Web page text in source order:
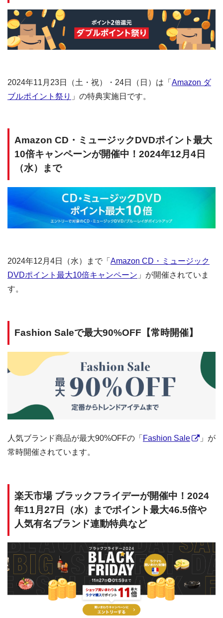
2024年11月23日（土・祝）・24日（日）は「 Amazon ダ
ブルポイント祭り 」の特典実施日です。
Amazon CD・ミュージックDVDポイント最大
10倍キャンペーンが開催中！2024年12月4日
（水）まで
2024年12月4日（水）まで「 Amazon CD・ミュージック
DVDポイント最大10倍キャンペーン 」が開催されていま
す。
Fashion Saleで最大90%OFF【常時開催】
人気ブランド商品が最大90%OFFの「 Fashion Sale
」が
常時開催されています。
楽天市場 ブラックフライデーが開催中！2024
年11月27日（水）までポイント最大46.5倍や
人気有名ブランド連動特典など